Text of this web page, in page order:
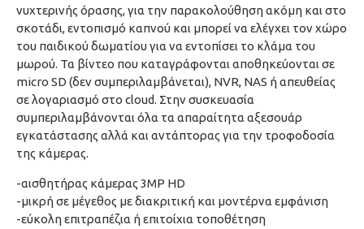
νυχτερινής όρασης, για την παρακολούθηση ακόμη και στο
σκοτάδι, εντοπισμό καπνού και μπορεί να ελέγχει τον χώρο
του παιδικού δωματίου για να εντοπίσει το κλάμα του
μωρού. Τα βίντεο που καταγράφονται αποθηκεύονται σε
micro SD (δεν συμπεριλαμβάνεται), NVR, NAS ή απευθείας
σε λογαριασμό στο cloud. Στην συσκευασία
συμπεριλαμβάνονται όλα τα απαραίτητα αξεσουάρ
εγκατάστασης αλλά και αντάπτορας για την τροφοδοσία
της κάμερας.
-αισθητήρας κάμερας 3MP HD
-μικρή σε μέγεθος με διακριτική και μοντέρνα εμφάνιση
-εύκολη επιτραπέζια ή επιτοίχια τοποθέτηση